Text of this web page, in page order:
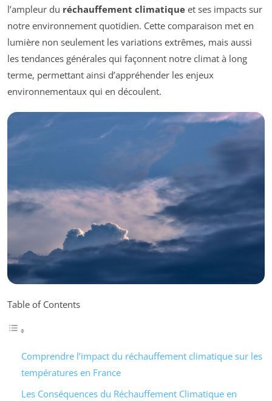
l’ampleur du réchauffement climatique et ses impacts sur
notre environnement quotidien. Cette comparaison met en
lumière non seulement les variations extrêmes, mais aussi
les tendances générales qui façonnent notre climat à long
terme, permettant ainsi d’appréhender les enjeux
environnementaux qui en découlent.
Table of Contents
Comprendre l’impact du réchauffement climatique sur les
températures en France
Les Conséquences du Réchauffement Climatique en